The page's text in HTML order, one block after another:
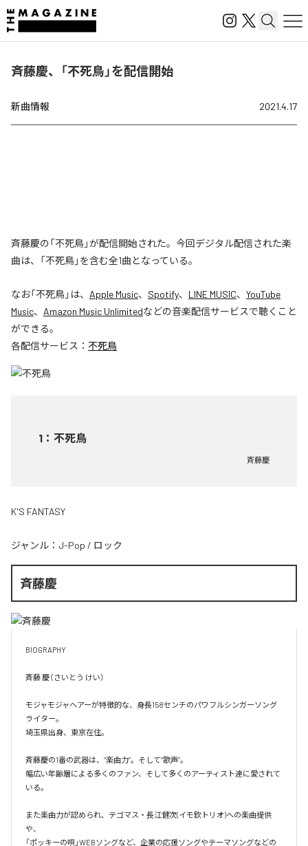
斉藤慶、「不死鳥」を配信開始
新曲情報 2021.4.17
斉藤慶の「不死鳥」が配信開始された。今回デジタル配信された楽
曲は、「不死鳥」を含む全1曲となっている。
なお「不死鳥」は、 Apple Music、 Spotify、 LINE MUSIC、 YouTube
Music、 Amazon Music Unlimitedなどの音楽配信サービスで聴くこと
ができる。
各配信サービス： 不死鳥
1 ： 不死鳥
斉藤慶
K'S FANTASY
ジャンル： J-Pop / ロック
斉藤慶
BIOGRAPHY
斉藤 慶（さいとう けい）​
モジャモジャヘアーが特徴的な、身長158センチのパワフルシンガーソング
ライター。
埼玉県出身、東京在住。
斉藤慶の1番の武器は、“楽曲力”。そして“歌声”。
幅広い年齢層による多くのファン、そして多くのアーティスト達に愛されて
いる。
また楽曲力が認められ、テゴマス・長江健次(イモ欽トリオ)への楽曲提供
や、
「ポッキーの唄」WEBソングなど、企業の応援ソングやテーマソングなどの